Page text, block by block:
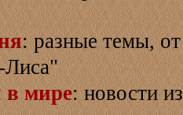
: разные темы,
Лиса"
мире: новости